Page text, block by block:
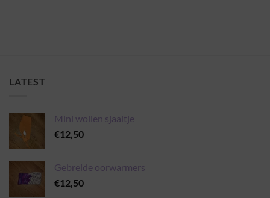
LATEST
Mini wollen sjaaltje
€12,50
Gebreide oorwarmers
€12,50